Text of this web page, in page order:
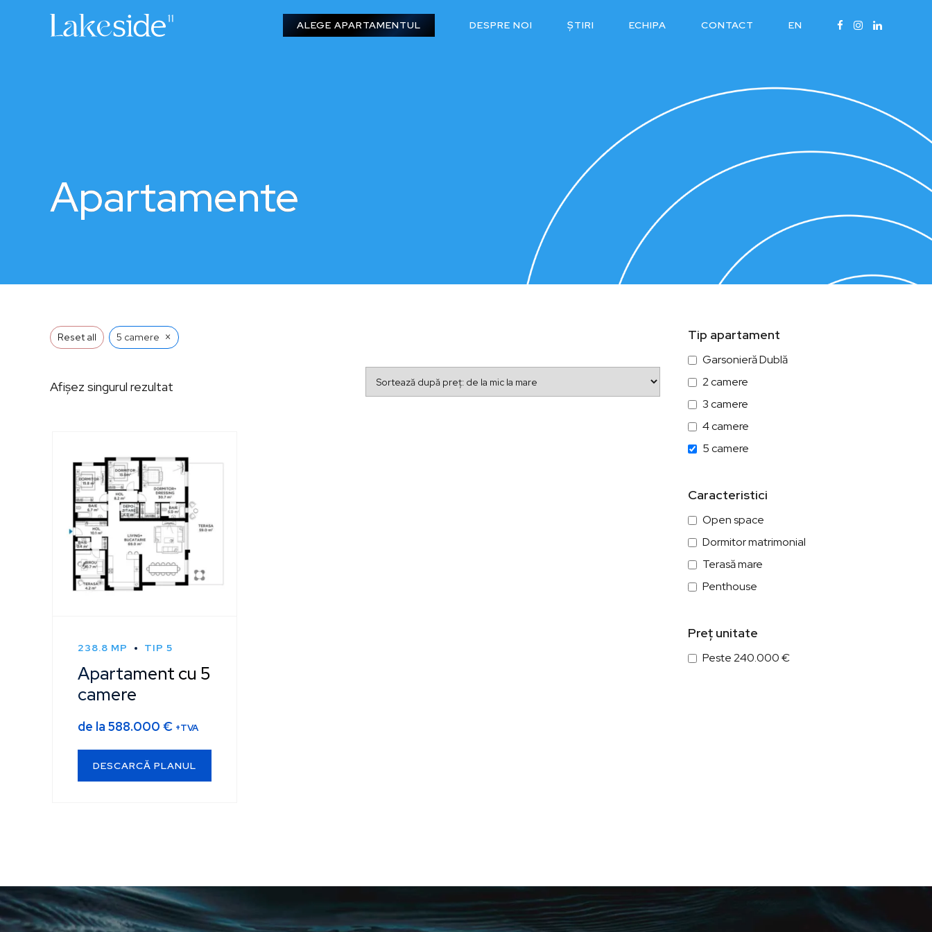
ALEGE APARTAMENTUL DESPRE NOI ȘTIRI ECHIPA CONTACT EN
Apartamente
Reset all 5 camere ×
Afișez singurul rezultat
238.8 MP TIP 5
Apartament cu 5
camere
de la 588.000 € +TVA
DESCARCĂ PLANUL
Tip apartament
Garsonieră Dublă
2 camere
3 camere
4 camere
5 camere
Caracteristici
Open space
Dormitor matrimonial
Terasă mare
Penthouse
Preț unitate
Peste 240.000 €